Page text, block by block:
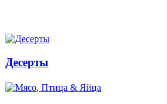
Десерты